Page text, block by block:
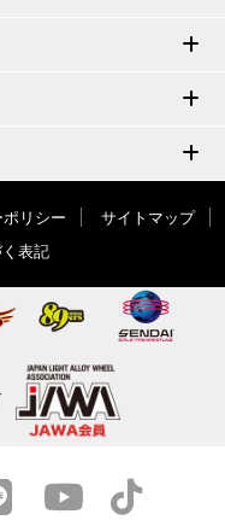
リシー
サイトマップ
表記